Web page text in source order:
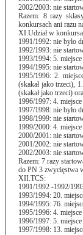
2002/2003: nie
Razem: 8 razy
konkursach ani razu
XI.Udział w
1991/1992: nie było
1992/1993: nie
1993/1994: 5.
1994/1995: nie
1995/1996: 2.
(skakał jako trzeci),
(skakał jako trzeci)
1996/1997: 4.
1997/1998: nie było
1998/1999: nie
1999/2000: 4.
2000/2001: nie
2001/2002: nie
2002/2003: nie
Razem: 7 razy
do PN 3 zwycięstwa
XII.TCS:
1991/1992 -1992/
1993/1994: 20.
1994/1995: 76.
1995/1996: 4.
1996/1997: 5.
1997/1998: 13.